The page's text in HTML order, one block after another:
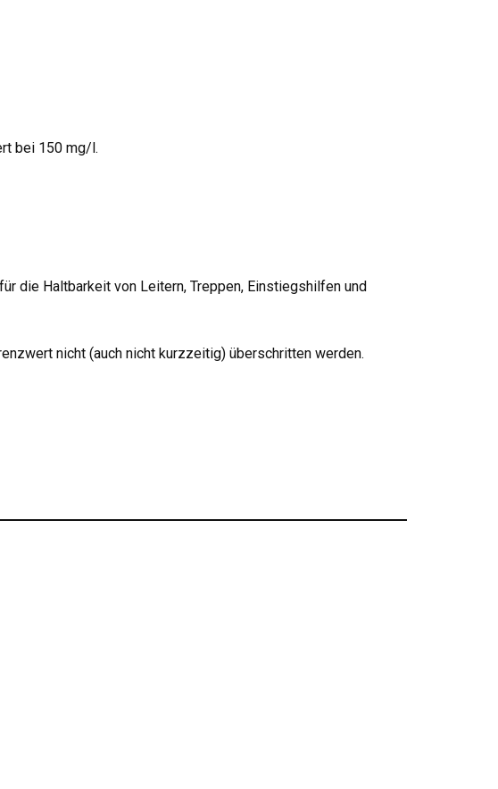
bei 150 mg/l.
die Haltbarkeit von Leitern, Treppen, Einstiegshilfen und
nicht (auch nicht kurzzeitig) überschritten werden.